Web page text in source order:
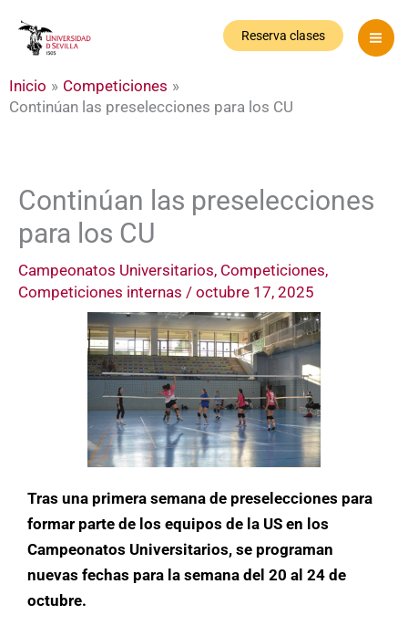
Reserva clases
Inicio
Competiciones
Continúan las preselecciones para los CU
Continúan las preselecciones
para los CU
Campeonatos Universitarios, Competiciones,
Competiciones internas / octubre 17, 2025
Tras una primera semana de preselecciones para
formar parte de los equipos de la US en los
Campeonatos Universitarios, se programan
nuevas fechas para la semana del 20 al 24 de
octubre.